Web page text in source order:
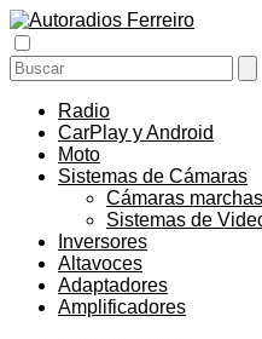
Radio
CarPlay y Android
Moto
Sistemas de Cámaras
Cámaras
Sistemas de
Inversores
Altavoces
Adaptadores
Amplificadores